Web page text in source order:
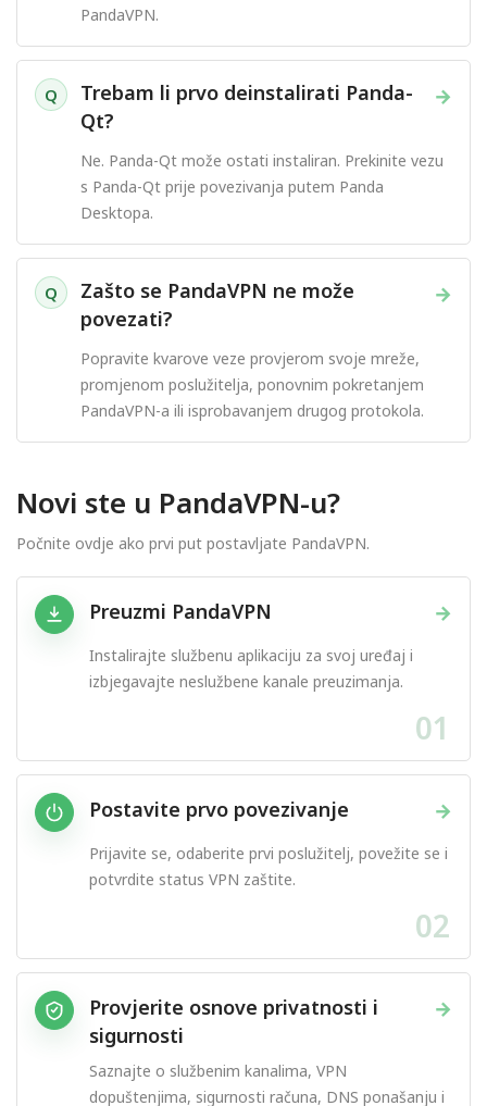
PandaVPN.
Q →
Trebam li prvo deinstalirati Panda-
Qt?
Ne. Panda-Qt može ostati instaliran. Prekinite vezu
s Panda-Qt prije povezivanja putem Panda
Desktopa.
Q →
Zašto se PandaVPN ne može
povezati?
Popravite kvarove veze provjerom svoje mreže,
promjenom poslužitelja, ponovnim pokretanjem
PandaVPN-a ili isprobavanjem drugog protokola.
Novi ste u PandaVPN-u?
Počnite ovdje ako prvi put postavljate PandaVPN.
→
Preuzmi PandaVPN
Instalirajte službenu aplikaciju za svoj uređaj i
izbjegavajte neslužbene kanale preuzimanja.
01
→
Postavite prvo povezivanje
Prijavite se, odaberite prvi poslužitelj, povežite se i
potvrdite status VPN zaštite.
02
→
Provjerite osnove privatnosti i
sigurnosti
Saznajte o službenim kanalima, VPN
dopuštenjima, sigurnosti računa, DNS ponašanju i